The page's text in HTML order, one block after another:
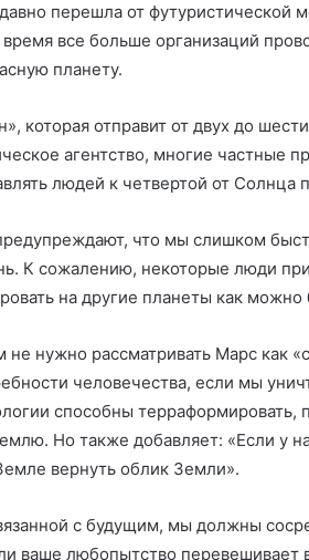
перешла от футуристической
все больше организаций
планету.
которая отправит от двух до
агентство, многие частные
людей к четвертой от Солнца
что мы слишком
К сожалению, некоторые люди
на другие планеты как можно
не нужно рассматривать Марс как
человечества, если мы
способны терраформировать,
Но также добавляет: «Если у
вернуть облик Земли».
с будущим, мы должны
ваше любопытство перевешивает